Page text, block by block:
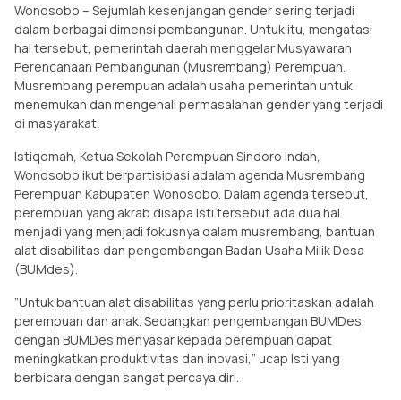
Wonosobo – Sejumlah kesenjangan gender sering terjadi
dalam berbagai dimensi pembangunan. Untuk itu, mengatasi
hal tersebut, pemerintah daerah menggelar Musyawarah
Perencanaan Pembangunan (Musrembang) Perempuan.
Musrembang perempuan adalah usaha pemerintah untuk
menemukan dan mengenali permasalahan gender yang terjadi
di masyarakat.
Istiqomah, Ketua Sekolah Perempuan Sindoro Indah,
Wonosobo ikut berpartisipasi adalam agenda Musrembang
Perempuan Kabupaten Wonosobo. Dalam agenda tersebut,
perempuan yang akrab disapa Isti tersebut ada dua hal
menjadi yang menjadi fokusnya dalam musrembang, bantuan
alat disabilitas dan pengembangan Badan Usaha Milik Desa
(BUMdes).
”Untuk bantuan alat disabilitas yang perlu prioritaskan adalah
perempuan dan anak. Sedangkan pengembangan BUMDes,
dengan BUMDes menyasar kepada perempuan dapat
meningkatkan produktivitas dan inovasi,” ucap Isti yang
berbicara dengan sangat percaya diri.